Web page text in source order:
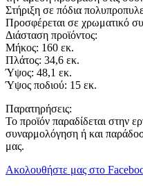
Στήριξη σε πόδια
Προσφέρεται σε χρωματικό
Διάσταση προϊόντος:
Μήκος: 160 εκ.
Πλάτος: 34,6 εκ.
Ύψος: 48,1 εκ.
Ύψος ποδιού: 15 εκ.
Παρατηρήσεις:
Το προϊόν παραδίδεται στην
συναρμολόγηση ή και
μας.
Ακολουθήστε μας στο